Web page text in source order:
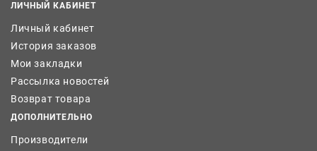
ЛИЧНЫЙ КАБИНЕТ
Личный кабинет
История заказов
Мои закладки
Рассылка новостей
Возврат товара
ДОПОЛНИТЕЛЬНО
Производители